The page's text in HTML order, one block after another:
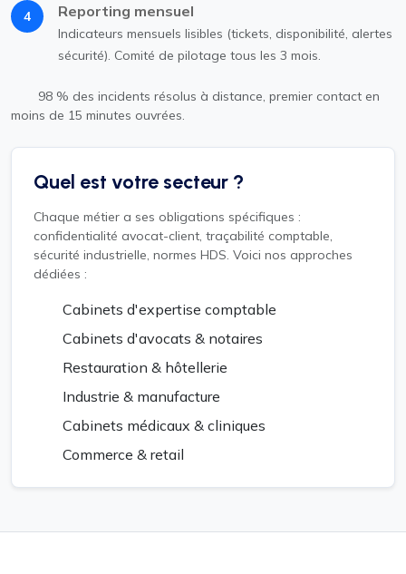
4 Reporting mensuel
Indicateurs mensuels lisibles (tickets, disponibilité, alertes
sécurité). Comité de pilotage tous les 3 mois.
98 % des incidents résolus à distance, premier contact en
moins de 15 minutes ouvrées.
Quel est votre secteur ?
Chaque métier a ses obligations spécifiques :
confidentialité avocat-client, traçabilité comptable,
sécurité industrielle, normes HDS. Voici nos approches
dédiées :
Cabinets d'expertise comptable
Cabinets d'avocats & notaires
Restauration & hôtellerie
Industrie & manufacture
Cabinets médicaux & cliniques
Commerce & retail